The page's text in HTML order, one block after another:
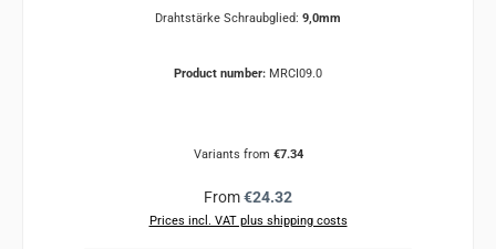
Drahtstärke Schraubglied: 9,0mm
Product number: MRCI09.0
Variants from €7.34
Regular price:
From€24.32
Prices incl. VAT plus shipping costs